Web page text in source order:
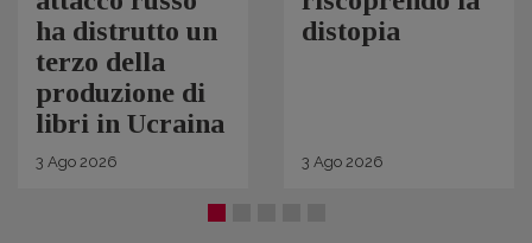
ha distrutto un
terzo della
produzione di
libri in Ucraina
3 Ago 2026
distopia
3 Ago 2026